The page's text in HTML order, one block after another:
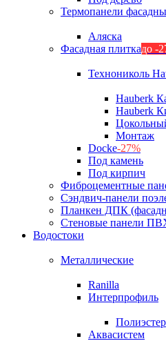
Термопанели
Аляска
Фасадная плиткадо -
Технониколь
Hauberk
Hauberk
Монтаж
Docke-27%
Под камень
Под кирпич
Фиброцементные
Сэндвич-панели
Планкен ДПК
Стеновые панели
Водостоки
Металлические
Ranilla
Интерпрофиль
Полиэстер
Аквасистем